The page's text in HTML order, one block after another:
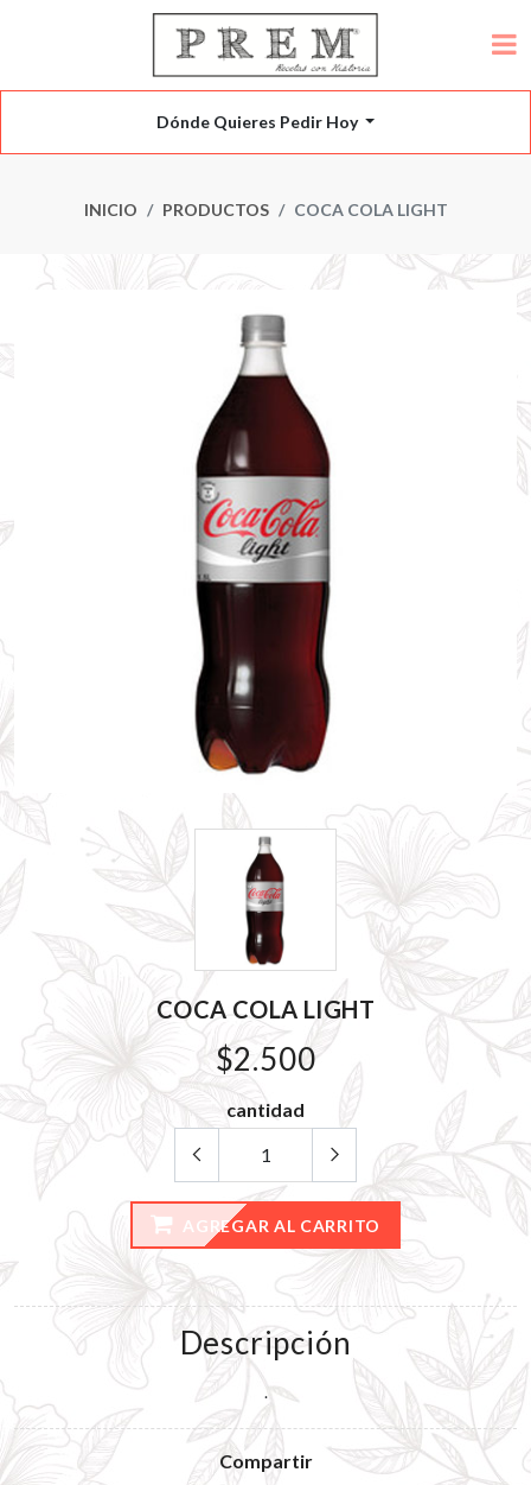
Dónde Quieres Pedir Hoy
INICIO PRODUCTOS COCA COLA LIGHT
COCA COLA LIGHT
$2.500
cantidad
AGREGAR AL CARRITO
Descripción
.
Compartir